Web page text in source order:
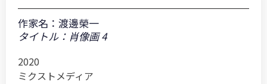
作家名： 渡邊榮一
タイトル：肖像画 4
2020
ミクストメディア